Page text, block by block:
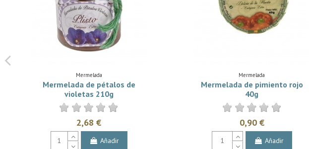
Mermelada
Mermelada de pétalos de
violetas 210g
2,68 €
Añadir
Mermelada
Mermelada de pimiento rojo
40g
0,90 €
Añadir